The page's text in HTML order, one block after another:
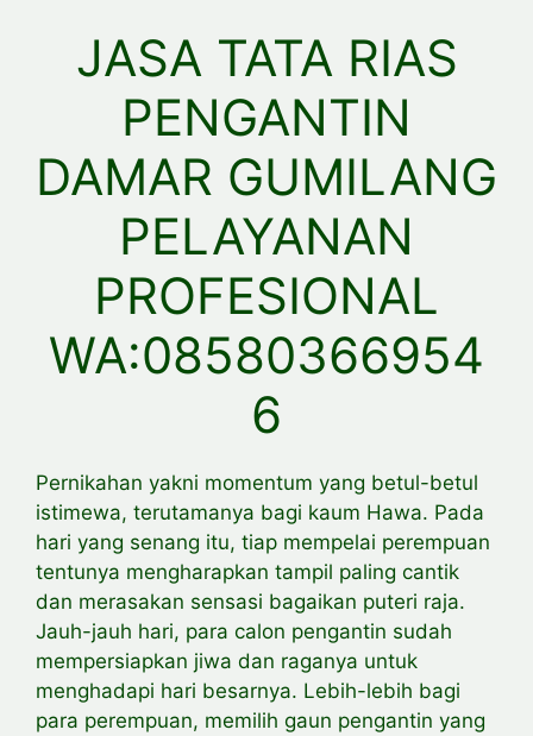
JASA TATA RIAS
PENGANTIN
DAMAR GUMILANG
PELAYANAN
PROFESIONAL
WA:08580366954
6
Pernikahan yakni momentum yang betul-betul
istimewa, terutamanya bagi kaum Hawa. Pada
hari yang senang itu, tiap mempelai perempuan
tentunya mengharapkan tampil paling cantik
dan merasakan sensasi bagaikan puteri raja.
Jauh-jauh hari, para calon pengantin sudah
mempersiapkan jiwa dan raganya untuk
menghadapi hari besarnya. Lebih-lebih bagi
para perempuan, memilih gaun pengantin yang